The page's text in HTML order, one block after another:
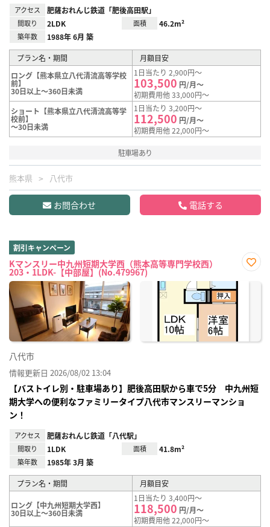
アクセス 肥薩おれんじ鉄道「肥後高田駅」
間取り 2LDK 面積 46.2m²
築年数 1988年 6月 築
プラン名・期間
月額目安
ロング【熊本県立八代清流高等学校
前】
30日以上～360日未満
1日当たり 2,900円～
103,500 円/月～
初期費用他 33,000円～
ショート【熊本県立八代清流高等学
校前】
～30日未満
1日当たり 3,200円～
112,500 円/月～
初期費用他 22,000円～
駐車場あり
熊本県 八代市
お問合わせ 電話する
割引キャンペーン
Kマンスリー中九州短期大学西（熊本高等専門学校西）
203・1LDK-【中部屋】(No.479967)
に入
八代市
情報更新日 2026/08/02 13:04
【バストイレ別・駐車場あり】肥後高田駅から車で5分 中九州短
期大学への便利なファミリータイプ八代市マンスリーマンショ
ン！
アクセス 肥薩おれんじ鉄道「八代駅」
間取り 1LDK 面積 41.8m²
築年数 1985年 3月 築
プラン名・期間 月額目安
ロング【中九州短期大学西】
30日以上～360日未満
1日当たり 3,400円～
118,500 円/月～
初期費用他 22,000円～